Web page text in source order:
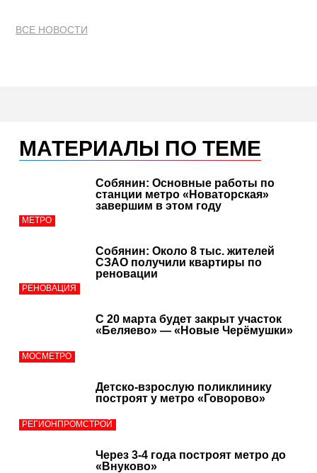
ВСЕ НОВОСТИ
МАТЕРИАЛЫ ПО ТЕМЕ
МЕТРО
Собянин: Основные работы по
станции метро «Новаторская»
завершим в этом году
РЕНОВАЦИЯ
Собянин: Около 8 тыс. жителей
СЗАО получили квартиры по
реновации
МОСМЕТРО
С 20 марта будет закрыт участок
«Беляево» — «Новые Черёмушки»
РЕГИОНПРОМСТРОЙ
Детско-взрослую поликлинику
построят у метро «Говорово»
Через 3-4 года построят метро до
«Внуково»